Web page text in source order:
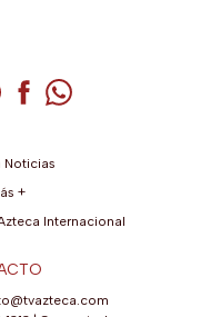
(se abre en una
(se abre en una
TikTok (se abre en
de YouTube (se abre
Cuenta de Telegram (se
Cuenta de
Cuenta de
Noticias
+
Internacional